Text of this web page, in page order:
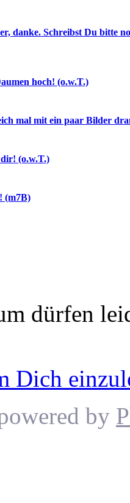
danke. Schreibst Du bitte
hoch! (o.w.T.)
mal mit ein paar Bilder
(o.w.T.)
(m7B)
dürfen
Dich
by